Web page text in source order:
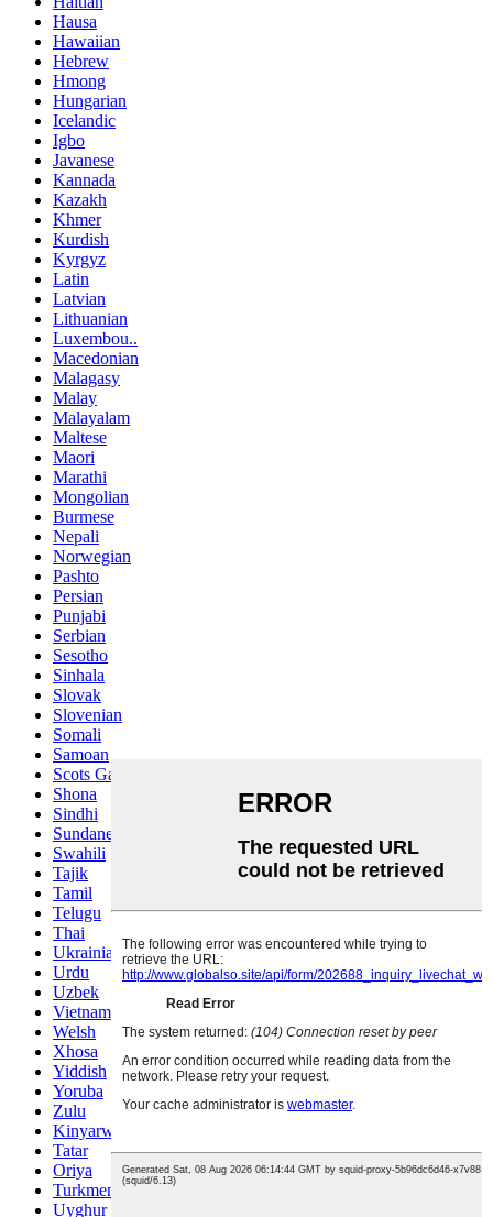
Hausa
Hawaiian
Hebrew
Hmong
Hungarian
Icelandic
Igbo
Javanese
Kannada
Kazakh
Khmer
Kurdish
Kyrgyz
Latin
Latvian
Lithuanian
Luxembou..
Macedonian
Malagasy
Malay
Malayalam
Maltese
Maori
Marathi
Mongolian
Burmese
Nepali
Norwegian
Pashto
Persian
Punjabi
Serbian
Sesotho
Sinhala
Slovak
Slovenian
Somali
Samoan
Scots Gaelic
Shona
Sindhi
Sundanese
Swahili
Tajik
Tamil
Telugu
Thai
Ukrainian
Urdu
Uzbek
Vietnamese
Welsh
Xhosa
Yiddish
Yoruba
Zulu
Kinyarwanda
Tatar
Oriya
Turkmen
Uyghur